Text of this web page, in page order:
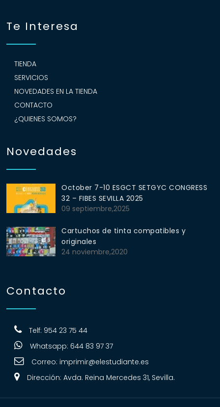
Te Interesa
TIENDA
SERVICIOS
NOVEDADES EN LA TIENDA
CONTACTO
¿QUIENES SOMOS?
Novedades
October 7-10 ESGCT SETGYC CONGRESS
32 – FIBES SEVILLA 2025
09 septiembre,2025
Cartuchos de tinta compatibles y
originales
24 noviembre,2020
Contacto
Telf: 954 23 75 44
Whatsapp: 644 83 97 37
Correo: imprimir@elestudiante.es
Dirección: Avda. Reina Mercedes 31, Sevilla.